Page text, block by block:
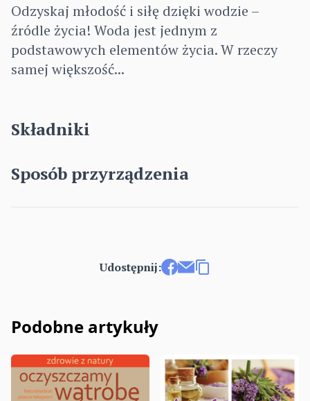
Odzyskaj młodość i siłę dzięki wodzie –
źródle życia! Woda jest jednym z
podstawowych elementów życia. W rzeczy
samej większość...
Składniki
Sposób przyrządzenia
Udostępnij:
Podobne artykuły